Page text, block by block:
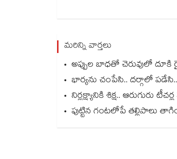
మరిన్ని వార్తలు
అప్పుల బాధతో చెరువులో దూకి
భార్యను చంపేసి.. దర్గాలో
నిర్లక్ష్యానికి శిక్ష.. ఆరుగురు
పుట్టిన గంటలోపే తల్లిపాలు